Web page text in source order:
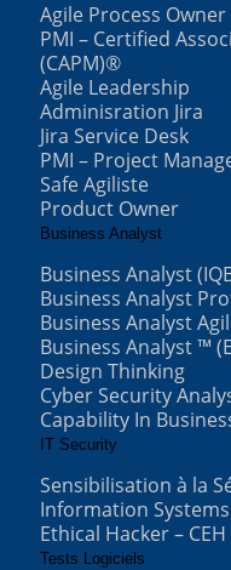
Agile Process Owner
PMI – Certified
(CAPM)®
Agile Leadership
Adminisration Jira
Jira Service Desk
PMI – Project
Safe Agiliste
Product Owner
Business Analyst
Business Analyst
Business Analyst
Business Analyst
Business Analyst ™
Design Thinking
Cyber Security
Capability In
IT Security
Sensibilisation à la
Information Systems
Ethical Hacker – CEH
Tests Logiciels